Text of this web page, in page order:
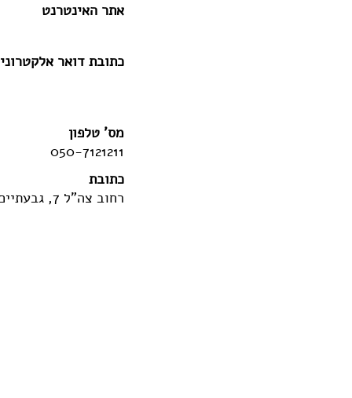
אתר האינטרנט
כתובת דואר אלקטרוני
מס' טלפון
050-7121211
כתובת
רחוב צה"ל 7, גבעתיים